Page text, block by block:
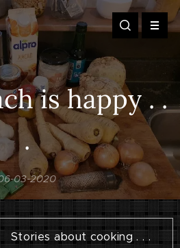
is happy . .
.
03-2020
Stories about cooking . . .